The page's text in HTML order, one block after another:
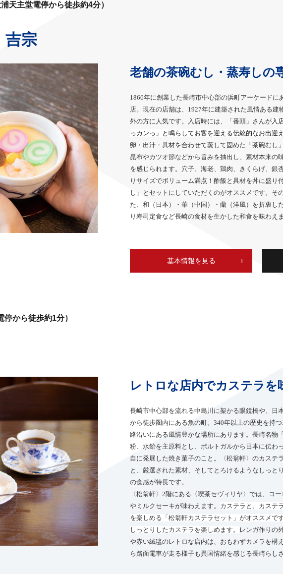
天主堂電停から徒歩約4分）
吉宗
老舗の茶碗むし・蒸寿しの
1866年に創業した長崎市中心部の浜町アーケードに
店。現在の店舗は、1927年に建築された風情ある建
外の方に人気です。入店時には、「番頭」さんが入
っカンっ」と鳴らしてお客を迎える伝統的なお出迎
卵・出汁・具材を合わせて蒸して固めた「茶碗むし
昆布やカツオ節などから旨みを抽出し、素材本来の
を感じられます。穴子、海老、鶏肉、きくらげ、銀
りサイズでボリューム満点！酢飯と具材を丼に盛り
し」とセットにしていただくのがオススメです。そ
た、和（日本）・華（中国）・蘭（洋風）を折衷し
り寿司定食など長崎の食材を生かした和食を味わえま
基本情報を見る
から徒歩約1分）
レトロな店内でカステラを
長崎市中心部を流れる中島川に架かる眼鏡橋や、日
から徒歩圏内にある魚の町。340年以上の歴史を持
路沿いにある風情豊かな場所にあります。長崎名物
粉、水飴を主原料とし、ポルトガルから日本に伝わ
自に発展した焼き菓子のこと。〈松翁軒〉のカステ
と、厳選された素材、そしてとろけるようなしっと
の食感が特長です。
〈松翁軒〉2階にある〈喫茶セヴィリヤ〉では、コ
やミルクセーキが味わえます。 カステラと、カステ
を楽しめる「松翁軒カステラセット」がオススメで
しっとりしたカステラを楽しめます。
レンガ作りの
や赤い絨毯のレトロな店内は、おもわずカメラを構
ら路面電車が走る様子も異国情緒を感じる長崎らし